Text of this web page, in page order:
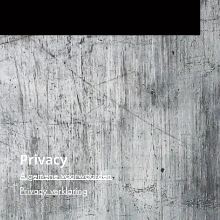
Privacy
Algemene voorwaarden
Privacy verklaring